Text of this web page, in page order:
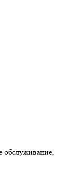
обслуживание,